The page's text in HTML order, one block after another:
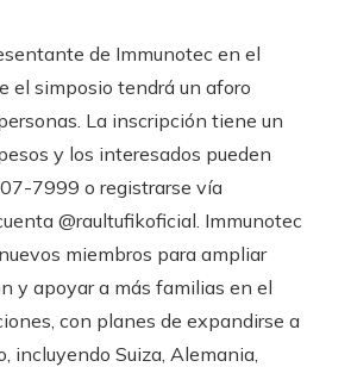
de Immunotec en el
el simposio tendrá un aforo
La inscripción tiene un
y los interesados ​​pueden
7999 o registrarse vía
@raultufikoficial. Immunotec
miembros para ampliar
y apoyar a más familias en el
con planes de expandirse a
incluyendo Suiza, Alemania,